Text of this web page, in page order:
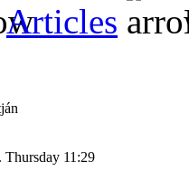
Articles
Thursday 11:29